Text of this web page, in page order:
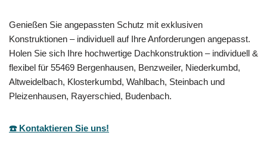
Genießen Sie angepassten Schutz mit exklusiven
Konstruktionen – individuell auf Ihre Anforderungen angepasst.
Holen Sie sich Ihre hochwertige Dachkonstruktion – individuell &
flexibel für 55469 Bergenhausen, Benzweiler, Niederkumbd,
Altweidelbach, Klosterkumbd, Wahlbach, Steinbach und
Pleizenhausen, Rayerschied, Budenbach.
☎️ Kontaktieren Sie uns!